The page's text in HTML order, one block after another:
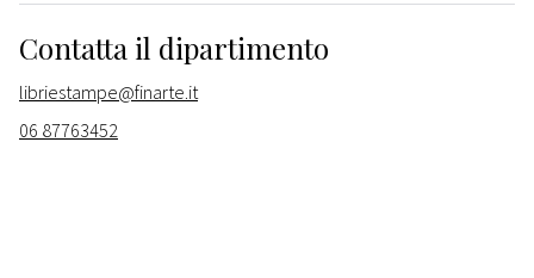
Contatta il dipartimento
libriestampe@finarte.it
06 87763452